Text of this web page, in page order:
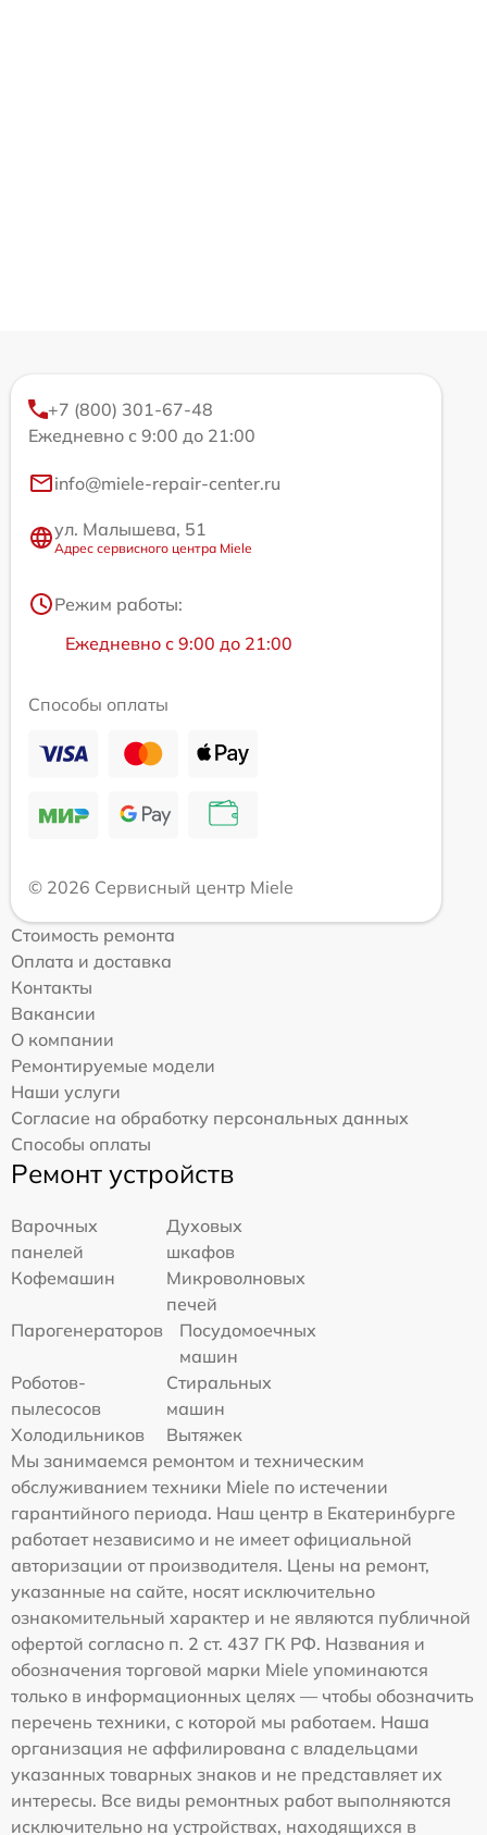
+7 (800) 301-67-48
Ежедневно с 9:00 до 21:00
info@miele-repair-center.ru
ул. Малышева, 51
Адрес сервисного центра Miele
Режим работы:
Ежедневно с 9:00 до 21:00
Способы оплаты
© 2026 Сервисный центр Miele
Стоимость ремонта
Оплата и доставка
Контакты
Вакансии
О компании
Ремонтируемые модели
Наши услуги
Согласие на обработку персональных данных
Способы оплаты
Ремонт устройств
Варочных
панелей
Духовых
шкафов
Кофемашин
Микроволновых
печей
Парогенераторов
Посудомоечных
машин
Роботов-
пылесосов
Стиральных
машин
Холодильников
Вытяжек
Мы занимаемся ремонтом и техническим
обслуживанием техники Miele по истечении
гарантийного периода. Наш центр в Екатеринбурге
работает независимо и не имеет официальной
авторизации от производителя. Цены на ремонт,
указанные на сайте, носят исключительно
ознакомительный характер и не являются публичной
офертой согласно п. 2 ст. 437 ГК РФ. Названия и
обозначения торговой марки Miele упоминаются
только в информационных целях — чтобы обозначить
перечень техники, с которой мы работаем. Наша
организация не аффилирована с владельцами
указанных товарных знаков и не представляет их
интересы. Все виды ремонтных работ выполняются
исключительно на устройствах, находящихся в